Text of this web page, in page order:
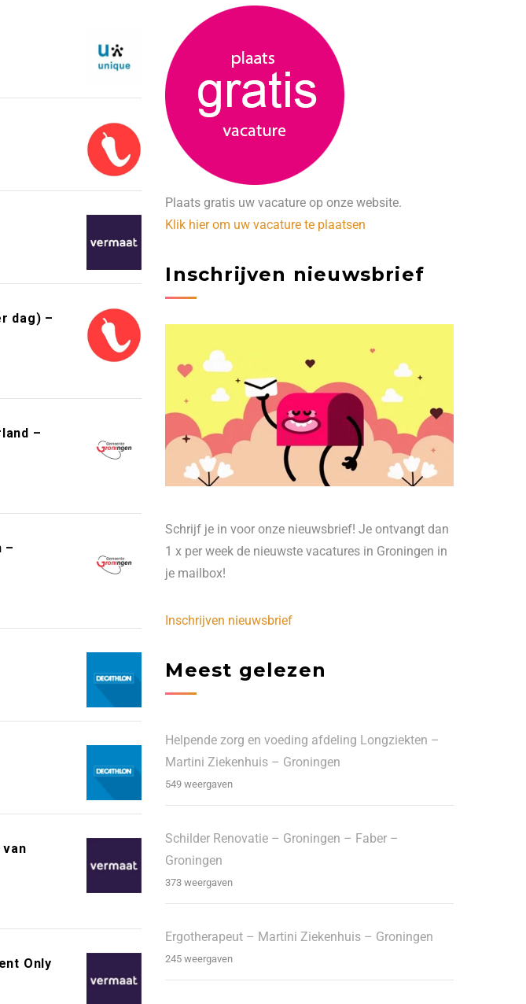
dag) –
–
–
Only
Plaats gratis uw vacature op onze website.
Klik hier om uw vacature te plaatsen
Inschrijven nieuwsbrief
Schrijf je in voor onze nieuwsbrief! Je ontvangt dan
1 x per week de nieuwste vacatures in Groningen in
je mailbox!
Inschrijven nieuwsbrief
Meest gelezen
Helpende zorg en voeding afdeling Longziekten –
Martini Ziekenhuis – Groningen
549 weergaven
Schilder Renovatie – Groningen – Faber –
Groningen
373 weergaven
Ergotherapeut – Martini Ziekenhuis – Groningen
245 weergaven